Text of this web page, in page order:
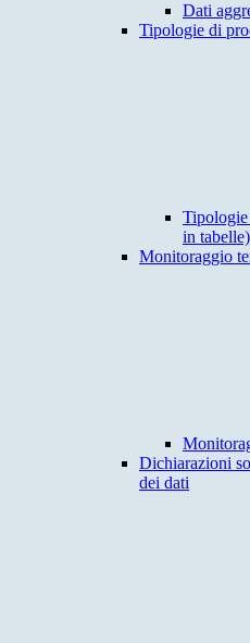
Dati
Tipologie di
in tabelle)
Monitoraggio
Dichiarazioni
dei dati